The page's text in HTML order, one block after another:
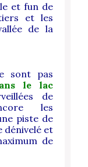
et fun de
et les
de la
sont pas
le lac
de
les
piste de
dénivelé et
de